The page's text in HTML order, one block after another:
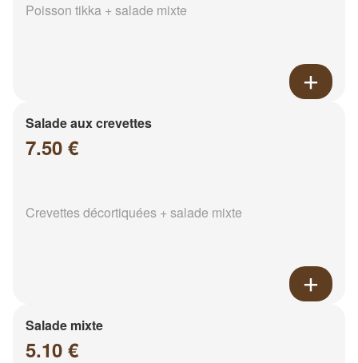
Poisson tikka + salade mixte
Salade aux crevettes
7.50 €
Crevettes décortiquées + salade mixte
Salade mixte
5.10 €